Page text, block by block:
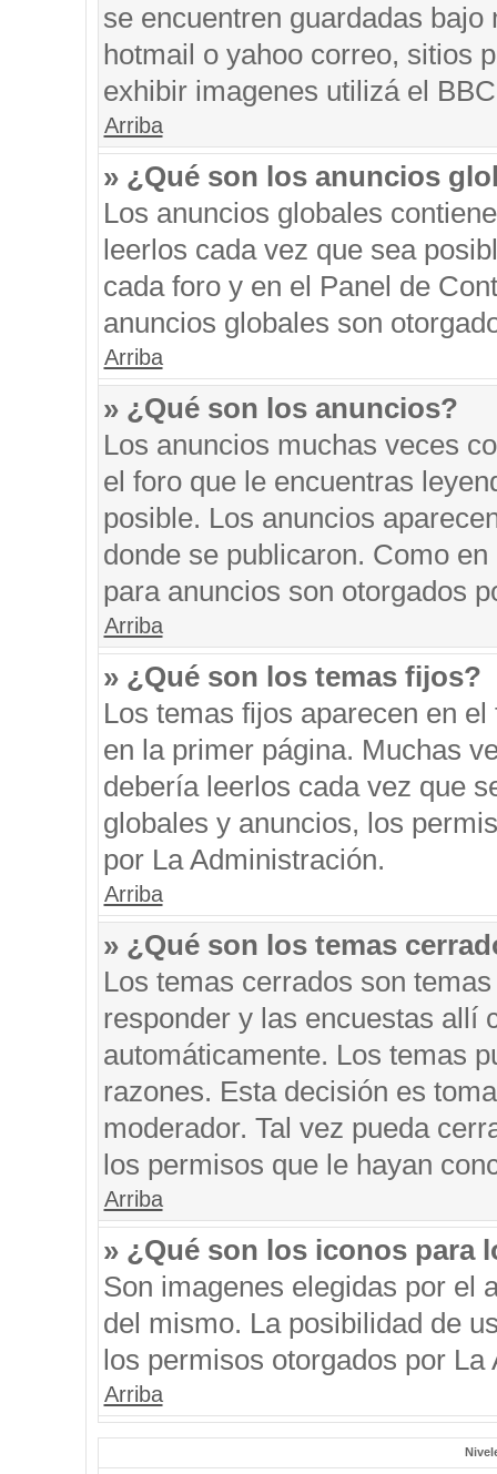
se encuentren guardadas
hotmail o yahoo correo, sitios
exhibir imagenes utilizá el
Arriba
» ¿Qué son los anuncios
Los anuncios globales
leerlos cada vez que sea
cada foro y en el Panel de
anuncios globales son
Arriba
» ¿Qué son los anuncios?
Los anuncios muchas veces
el foro que le encuentras
posible. Los anuncios
donde se publicaron. Como
para anuncios son otorgados
Arriba
» ¿Qué son los temas fijos?
Los temas fijos aparecen en
en la primer página. Muchas
debería leerlos cada vez que
globales y anuncios, los
por La Administración.
Arriba
» ¿Qué son los temas
Los temas cerrados son
responder y las encuestas allí
automáticamente. Los temas
razones. Esta decisión es
moderador. Tal vez pueda
los permisos que le hayan
Arriba
» ¿Qué son los iconos para
Son imagenes elegidas por el
del mismo. La posibilidad de
los permisos otorgados por La
Arriba